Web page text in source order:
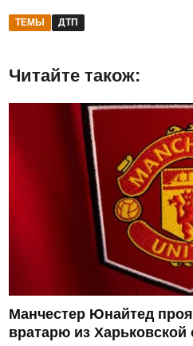
ТЕМЫ ДТП
Читайте також:
Манчестер Юнайтед
вратарю из Харьковской